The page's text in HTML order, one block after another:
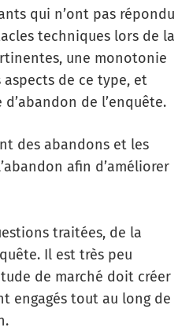
qui n’ont pas répondu
techniques lors de la
une monotonie
de ce type, et
de l’enquête.
des abandons et les
afin d’améliorer
traitées, de la
Il est très peu
de marché doit créer
engagés tout au long de